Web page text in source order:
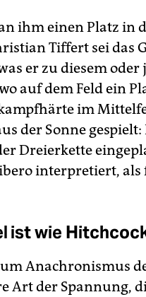
ihm einen Platz in
Tiffert sei das
er zu diesem
auf dem Feld ein
im
der Sonne
Dreierkette
interpretiert,
ist wie
Anachronismus
Art der Spannung,